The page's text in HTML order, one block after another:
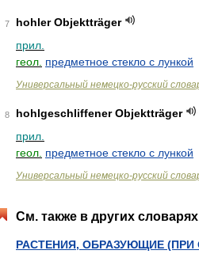
7
hohler Objektträger
прил.
геол. предметное стекло с лункой
Универсальный немецко-русский
8
hohlgeschliffener Objektträger
прил.
геол. предметное стекло с лункой
Универсальный немецко-русский
См. также в других
РАСТЕНИЯ, ОБРАЗУЮЩИЕ